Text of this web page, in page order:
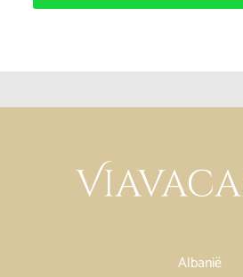
Albanië